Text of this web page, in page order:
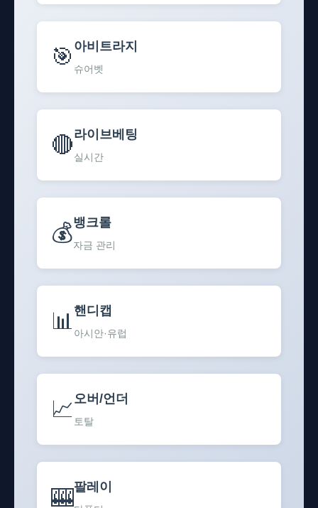
🎯 아비트라지
슈어벳
🔴라이브베팅
실시간
💰뱅크롤
자금 관리
📊 핸디캡
아시안·유럽
📈 오버/언더
토탈
🎰팔레이